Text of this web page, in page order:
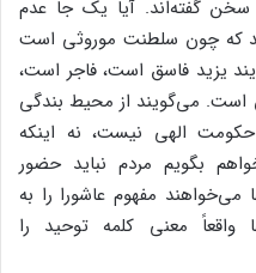
سخن گفته‌اند. آیا یک جا عدم
که چون سلطنت موروثی است
یزید فاسق است، فاجر است،
می‌گویند از محیط بندگی
الهی نیست، نه اینکه
بگویم مردم نباید حضور
مفهوم عاشورا را به
واقعاً معنی کلمه توحید را